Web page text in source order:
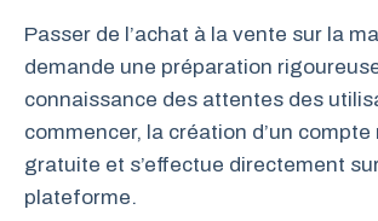
Passer de l’achat à la vente sur la
demande une préparation
connaissance des attentes des
commencer, la création d’un
gratuite et s’effectue directement
plateforme.